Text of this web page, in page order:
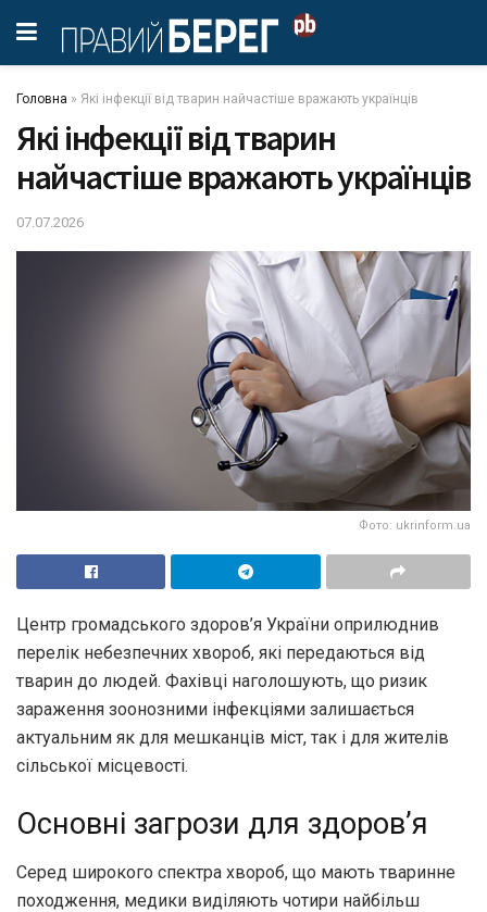
Головна » Які інфекції від тварин найчастіше вражають українців
Які інфекції від тварин
найчастіше вражають українців
07.07.2026
Фото: ukrinform.ua
Центр громадського здоров’я України оприлюднив
перелік небезпечних хвороб, які передаються від
тварин до людей. Фахівці наголошують, що ризик
зараження зоонозними інфекціями залишається
актуальним як для мешканців міст, так і для жителів
сільської місцевості.
Основні загрози для здоров’я
Серед широкого спектра хвороб, що мають тваринне
походження, медики виділяють чотири найбільш